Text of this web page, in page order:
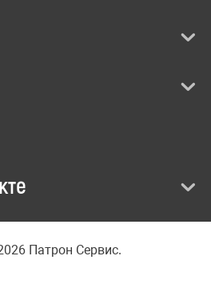
Патрон Сервис.